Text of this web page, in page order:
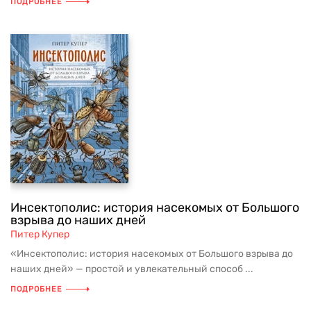
Инсектополис: история насекомых от Большого
взрыва до наших дней
Питер Купер
«Инсектополис: история насекомых от Большого взрыва до
наших дней» — простой и увлекательный способ ...
ПОДРОБНЕЕ